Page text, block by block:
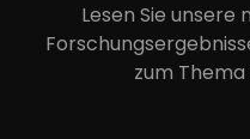
Lesen Sie
zum